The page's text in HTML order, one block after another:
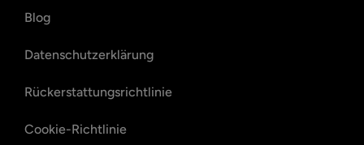
Blog
Datenschutzerklärung
Rückerstattungsrichtlinie
Cookie-Richtlinie